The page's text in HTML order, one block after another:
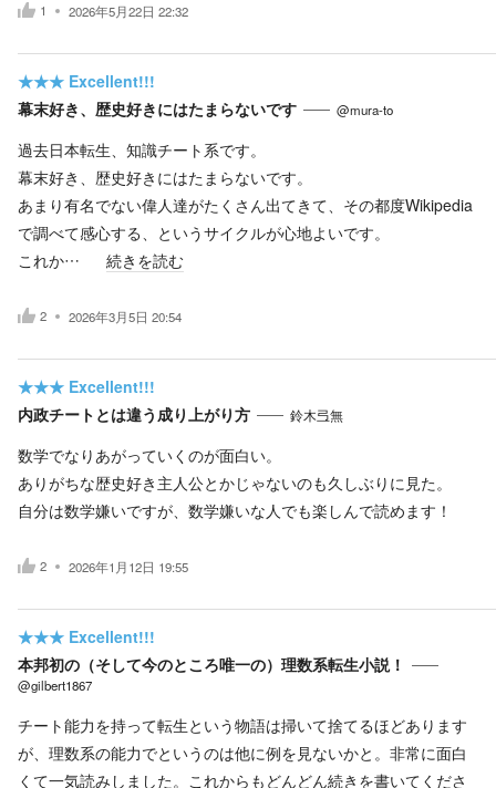
1 2026年5月22日 22:32
★★★ Excellent!!!
幕末好き、歴史好きにはたまらないです
@mura-to
過去日本転生、知識チート系です。
幕末好き、歴史好きにはたまらないです。
あまり有名でない偉人達がたくさん出てきて、その都度Wikipedia
で調べて感心する、というサイクルが心地よいです。
これか…
続きを読む
2 2026年3月5日 20:54
★★★ Excellent!!!
内政チートとは違う成り上がり方
鈴木弖無
数学でなりあがっていくのが面白い。
ありがちな歴史好き主人公とかじゃないのも久しぶりに見た。
自分は数学嫌いですが、数学嫌いな人でも楽しんで読めます！
2 2026年1月12日 19:55
★★★ Excellent!!!
本邦初の（そして今のところ唯一の）理数系転生小説！
@gilbert1867
チート能力を持って転生という物語は掃いて捨てるほどあります
が、理数系の能力でというのは他に例を見ないかと。非常に面白
くて一気読みしました。これからもどんどん続きを書いてくださ